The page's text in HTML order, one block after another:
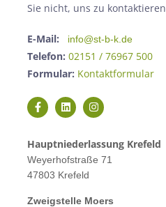
Sie nicht, uns zu
E-Mail: info@st-b-k.de
Telefon: 02151 / 76967 500
Formular: Kontaktformular
Hauptniederlassung Krefeld
Weyerhofstraße 71
47803 Krefeld
Zweigstelle Moers